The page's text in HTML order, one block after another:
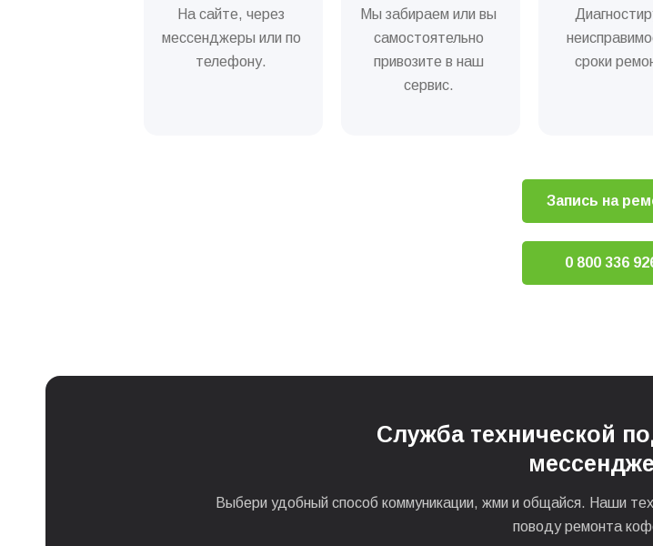
Обслуговування молочної системи кавоварки
Не механічне очищення гідросистеми (декальцінація)
Ремонт и сервис
Заміна утримувачів жорен
Заміна диспенсера кавомашини
На сайте, через
мессенджеры или по
телефону.
Мы забираем или вы
самостоятельно
привозите в наш
сервис.
сроки
Запись на
0 800 336
Служба технической
Выбери удобный способ коммуникации, жми и общайся. Наши
поводу ремонта